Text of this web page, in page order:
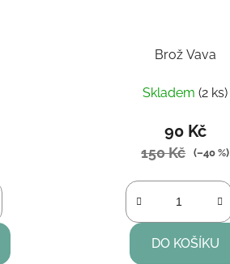
Brož Vava
Skladem(2 ks)
90 Kč
150 Kč (–40 %)
DO KOŠÍKU